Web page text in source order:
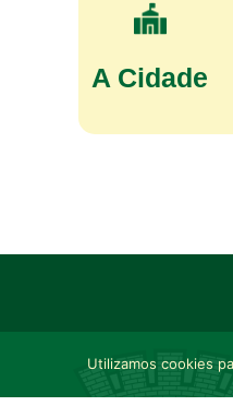
A Cidade
Utilizamos cookies